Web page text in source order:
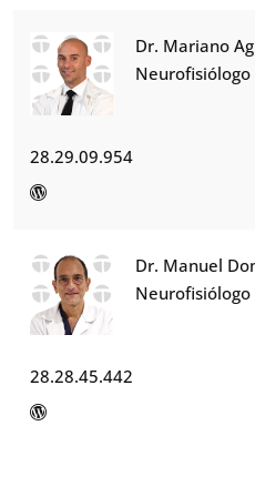
Dr. Mariano
Neurofisiólogo
28.29.09.954
Dr. Manuel
Neurofisiólogo
28.28.45.442